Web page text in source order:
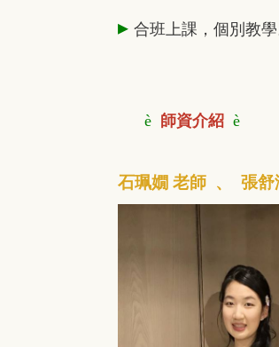
▸ 合班上課，個別教
è 師資介紹 è
石珮嫺 老師 、 張